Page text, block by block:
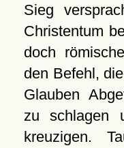
Sieg
Christentum
doch
den Befehl,
Glauben
zu schlagen
kreuzigen.